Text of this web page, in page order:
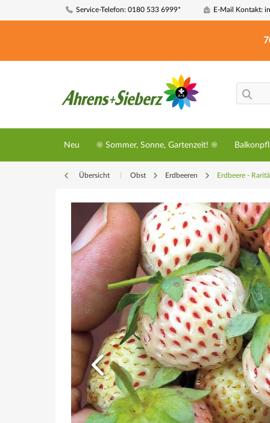
Service-Telefon: 0180 533 6999* E-Mail Kontakt:
Neu ☀️ Sommer, Sonne, Gartenzeit! ☀️
Übersicht Obst Erdbeeren Erdbeere -